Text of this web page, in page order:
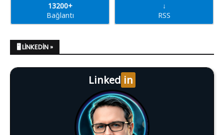
13200+
Bağlantı
↓
RSS
🖥️ LINKEDIN »
Linked in